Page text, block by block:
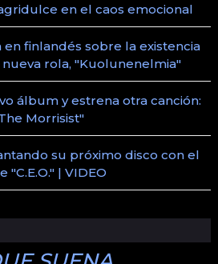
en el caos emocional
en finlandés sobre la existencia
rola, "Kuolunenelmia"
álbum y estrena otra canción:
Morrisist"
su próximo disco con el
"C.E.O." | VIDEO